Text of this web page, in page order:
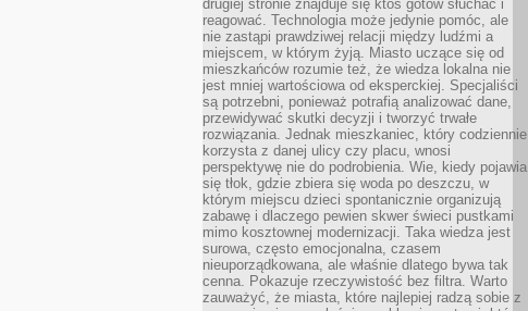
drugiej stronie znajduje się ktoś gotów słuchać i
reagować. Technologia może jedynie pomóc, ale
nie zastąpi prawdziwej relacji między ludźmi a
miejscem, w którym żyją. Miasto uczące się od
mieszkańców rozumie też, że wiedza lokalna nie
jest mniej wartościowa od eksperckiej. Specjaliści
są potrzebni, ponieważ potrafią analizować dane,
przewidywać skutki decyzji i tworzyć trwałe
rozwiązania. Jednak mieszkaniec, który codziennie
korzysta z danej ulicy czy placu, wnosi
perspektywę nie do podrobienia. Wie, kiedy pojawia
się tłok, gdzie zbiera się woda po deszczu, w
którym miejscu dzieci spontanicznie organizują
zabawę i dlaczego pewien skwer świeci pustkami
mimo kosztownej modernizacji. Taka wiedza jest
surowa, często emocjonalna, czasem
nieuporządkowana, ale właśnie dlatego bywa tak
cenna. Pokazuje rzeczywistość bez filtra. Warto
zauważyć, że miasta, które najlepiej radzą sobie z